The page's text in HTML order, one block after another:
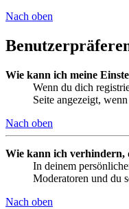
Nach oben
Wie kann ich meine
Wenn du dich
Seite angezeigt,
Nach oben
Wie kann ich verhindern,
In deinem
Moderatoren und du
Nach oben